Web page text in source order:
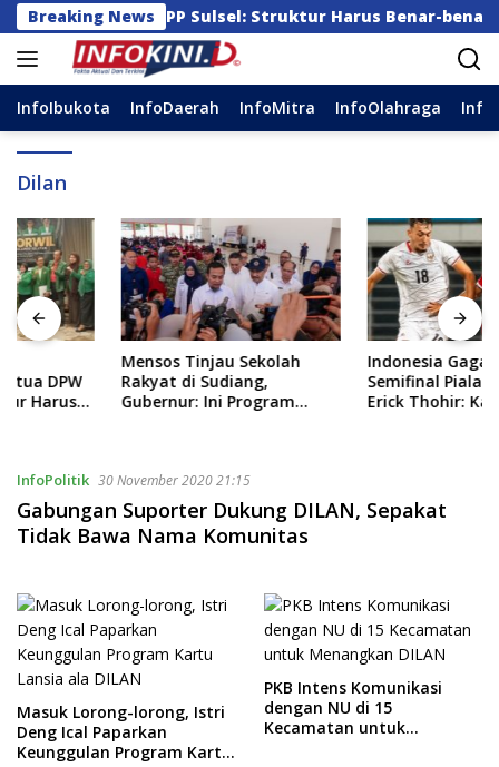
Langsung
ke
konten
Breaking News
Ketua DPW PPP Sulsel: Struktur Harus Benar-benar Kuat
InfoIbukota InfoDaerah InfoMitra InfoOlahraga
Dilan
Mensos Tinjau Sekolah
Rakyat di Sudiang,
Gubernur: Ini Program
Indonesia Gagal Tembus
Semifinal Piala AFF 2026,
Erick Thohir: Kami Akan
InfoPolitik 30 November 2020 21:15
Gabungan Suporter Dukung DILAN, Sepakat
Tidak Bawa Nama Komunitas
Masuk Lorong-lorong, Istri
Deng Ical Paparkan
Keunggulan Program Kartu
PKB Intens Komunikasi
dengan NU di 15
Kecamatan untuk